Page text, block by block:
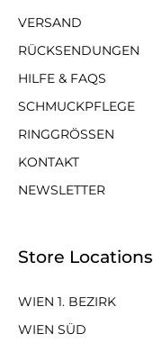
VERSAND
RÜCKSENDUNGEN
HILFE & FAQS
SCHMUCKPFLEGE
RINGGRÖSSEN
KONTAKT
NEWSLETTER
Store Locations
WIEN 1. BEZIRK
WIEN SÜD